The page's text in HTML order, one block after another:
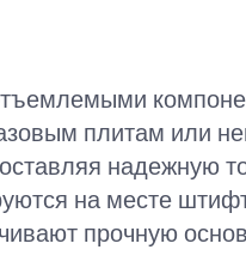
плитам или
надежную
на месте
прочную